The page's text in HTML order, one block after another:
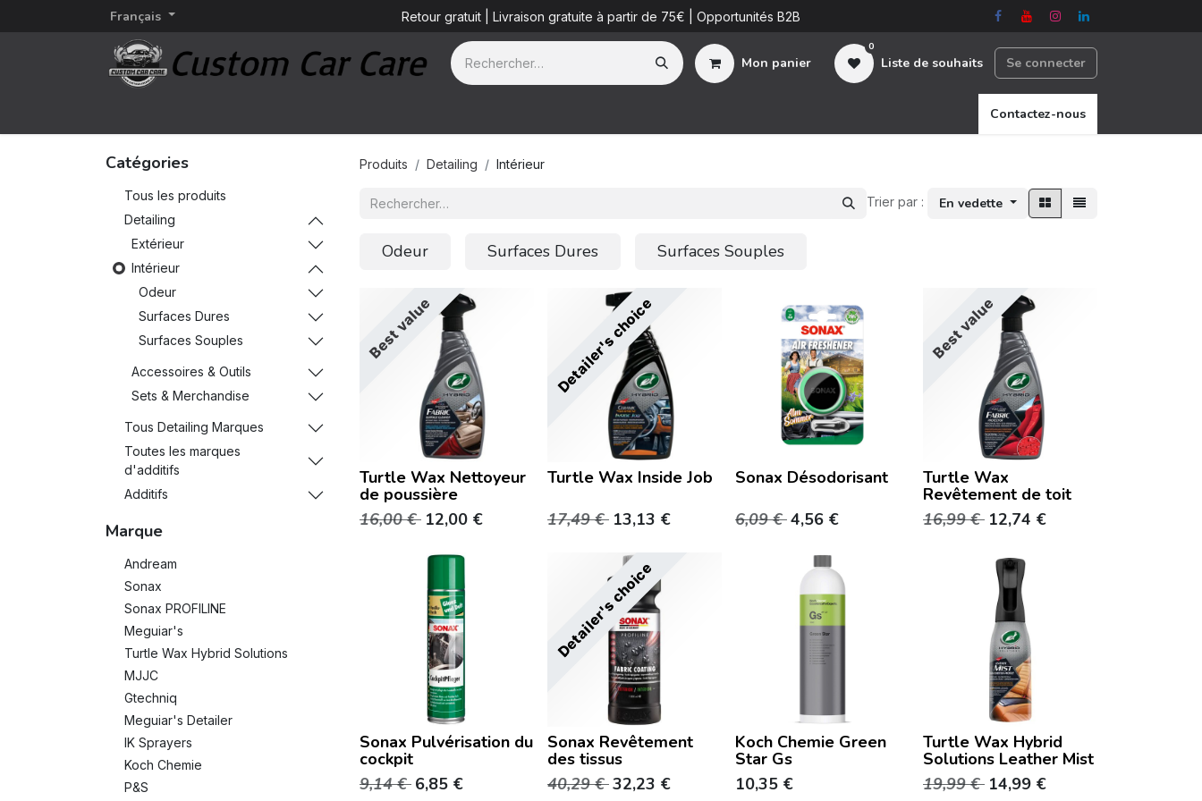
Français Retour gratuit | Livraison gratuite à partir de 75€ | Opportunités B2B
Mon panier
0
Liste de souhaits Se connecter
Contactez-nous
Catégories
Tous les produits
Detailing
Extérieur
Intérieur
Odeur
Surfaces Dures
Surfaces Souples
Accessoires & Outils
Sets & Merchandise
Tous Detailing Marques
Toutes les marques
d'additifs
Additifs
Marque
Andream
Sonax
Sonax PROFILINE
Meguiar's
Turtle Wax Hybrid Solutions
MJJC
Gtechniq
Meguiar's Detailer
IK Sprayers
Koch Chemie
P&S
Produits Detailing Intérieur
Trier par : En vedette
Odeur Surfaces Dures Surfaces Souples
Best value
Turtle Wax Nettoyeur
de poussière
16,00€ 12,00 €
Detailer's choice
Turtle Wax Inside Job
17,49€ 13,13 €
Sonax Désodorisant
6,09€ 4,56 €
Best value
Turtle Wax
Revêtement de toit
16,99€ 12,74 €
Sonax Pulvérisation du
cockpit
9,14€ 6,85 €
Detailer's choice
Sonax Revêtement
des tissus
40,29€ 32,23 €
Koch Chemie Green
Star Gs
10,35 €
Turtle Wax Hybrid
Solutions Leather Mist
19,99€ 14,99 €